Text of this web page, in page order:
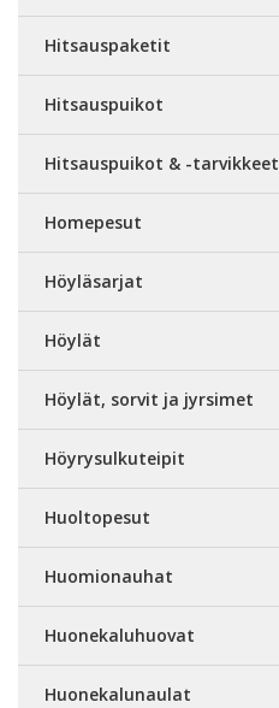
Hitsauspaketit
Hitsauspuikot
Hitsauspuikot & -tarvikkeet
Homepesut
Höyläsarjat
Höylät
Höylät, sorvit ja jyrsimet
Höyrysulkuteipit
Huoltopesut
Huomionauhat
Huonekaluhuovat
Huonekalunaulat